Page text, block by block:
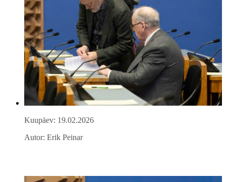
Kuupäev: 19.02.2026
Autor: Erik Peinar